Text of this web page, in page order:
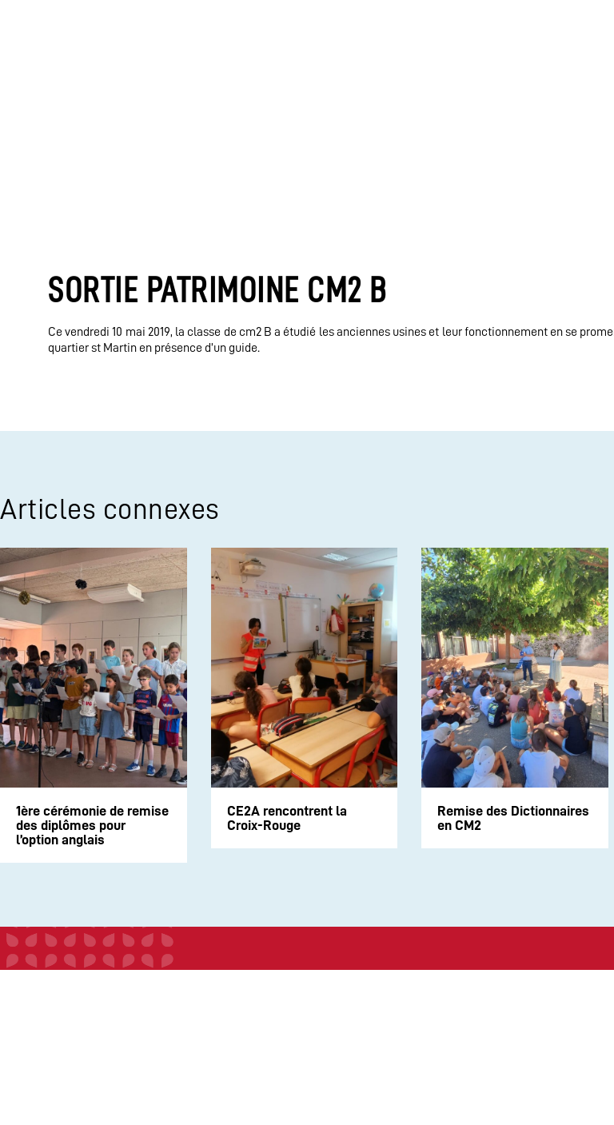
SORTIE PATRIMOINE CM2 B
Ce vendredi 10 mai 2019, la classe de cm2 B a étudié les anciennes usines et leur fonctionnement en se
quartier st Martin en présence d’un guide.
Articles connexes
1ère cérémonie de remise
des diplômes pour
l’option anglais
CE2A rencontrent la
Croix-Rouge
Remise des Dictionnaires
en CM2